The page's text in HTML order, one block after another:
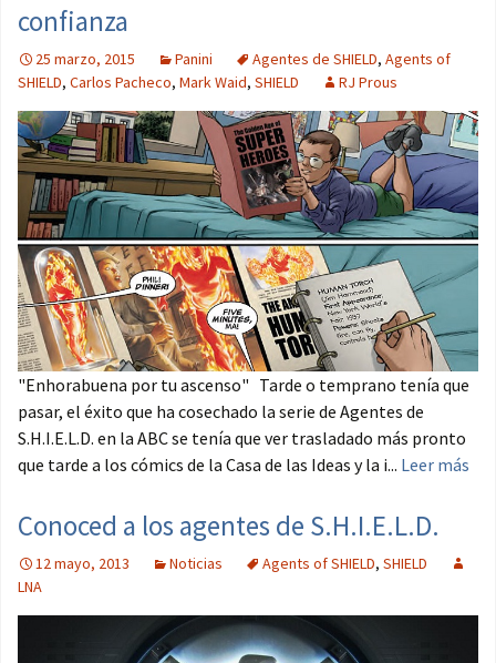
confianza
25 marzo, 2015 Panini Agentes de SHIELD, Agents of
SHIELD, Carlos Pacheco, Mark Waid, SHIELD RJ Prous
"Enhorabuena por tu ascenso" Tarde o temprano tenía que
pasar, el éxito que ha cosechado la serie de Agentes de
S.H.I.E.L.D. en la ABC se tenía que ver trasladado más pronto
que tarde a los cómics de la Casa de las Ideas y la i... Leer más
Conoced a los agentes de S.H.I.E.L.D.
12 mayo, 2013 Noticias Agents of SHIELD, SHIELD
LNA